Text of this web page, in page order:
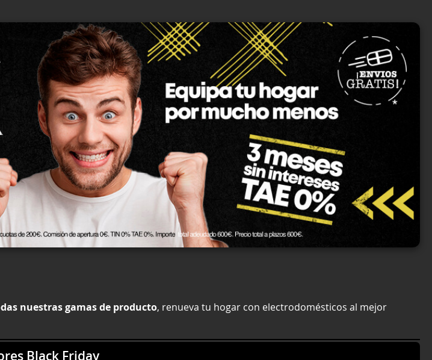
nuestras gamas de producto, renueva tu hogar con electrodomésticos al mejor
Black Friday